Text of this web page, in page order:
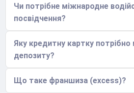
Чи потрібне міжнародне
посвідчення?
Яку кредитну картку
депозиту?
Що таке франшиза (excess)?